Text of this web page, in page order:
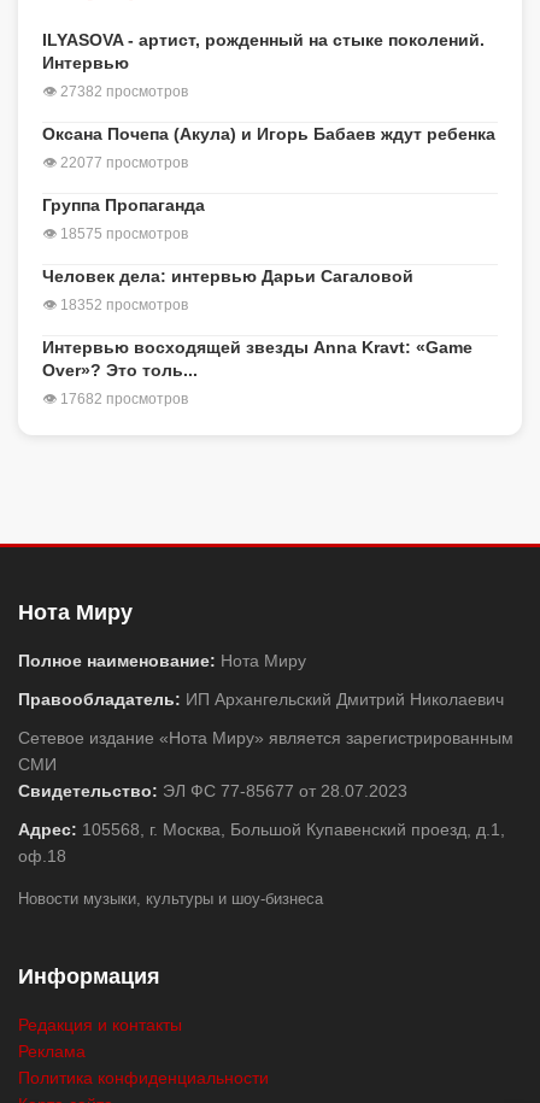
ILYASOVA - артист, рожденный на стыке поколений.
Интервью
👁 27382 просмотров
Оксана Почепа (Акула) и Игорь Бабаев ждут ребенка
👁 22077 просмотров
Группа Пропаганда
👁 18575 просмотров
Человек дела: интервью Дарьи Сагаловой
👁 18352 просмотров
Интервью восходящей звезды Anna Kravt: «Game
Over»? Это толь...
👁 17682 просмотров
Нота Миру
Полное наименование: Нота Миру
Правообладатель: ИП Архангельский Дмитрий Николаевич
Сетевое издание «Нота Миру» является зарегистрированным
СМИ
Свидетельство: ЭЛ ФС 77-85677 от 28.07.2023
Адрес: 105568, г. Москва, Большой Купавенский проезд, д.1,
оф.18
Новости музыки, культуры и шоу-бизнеса
Информация
Редакция и контакты
Реклама
Политика конфиденциальности